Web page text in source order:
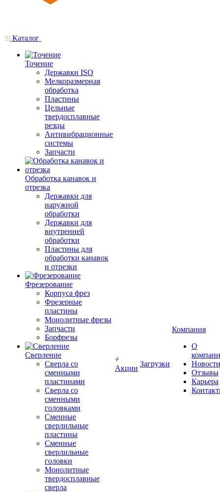
Каталог
Точение
Державки ISO
Мелкоразмерная
обработка
Пластины
Цельные
твердосплавные
резцы
Антивибрационные
системы
Запчасти
Обработка канавок и
отрезка
Державки для
наружной
обработки
Державки для
внутренней
обработки
Пластины для
обработки канавок
и отрезки
Фрезерование
Корпуса фрез
Фрезерные
пластины
Монолитные фрезы
Запчасти
Борфрезы
Сверление
Сверла со
сменными
пластинами
Сверла со
сменными
головками
Сменные
сверлильные
пластины
Сменные
сверлильные
головки
Монолитные
твердосплавные
сверла
Акции
Загрузки
Компания
О
Новости
Отзывы
Карьера